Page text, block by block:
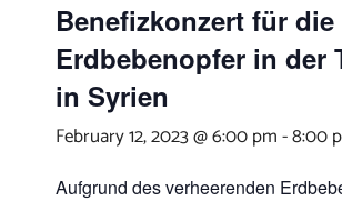
Benefizkonzert für die
Erdbebenopfer in der
in Syrien
February 12, 2023 @ 6:00 pm-8:00
Aufgrund des verheerenden